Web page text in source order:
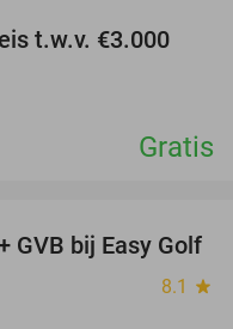
t.w.v. €3.000
Gratis
60%
GVB bij Easy Golf
8.1 star